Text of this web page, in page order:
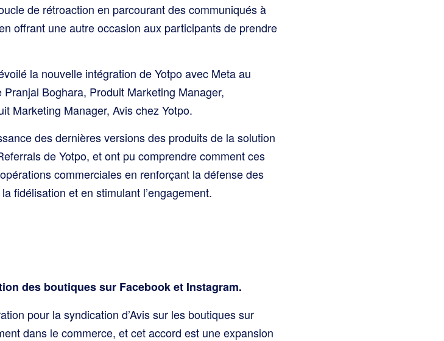
de rétroaction en parcourant des communiqués à
offrant une autre occasion aux participants de prendre
la nouvelle intégration de Yotpo avec Meta au
Boghara, Produit Marketing Manager,
Marketing Manager, Avis chez Yotpo.
des dernières versions des produits de la solution
de Yotpo, et ont pu comprendre comment ces
commerciales en renforçant la défense des
fidélisation et en stimulant l’engagement.
des boutiques sur Facebook et Instagram.
pour la syndication d’Avis sur les boutiques sur
dans le commerce, et cet accord est une expansion